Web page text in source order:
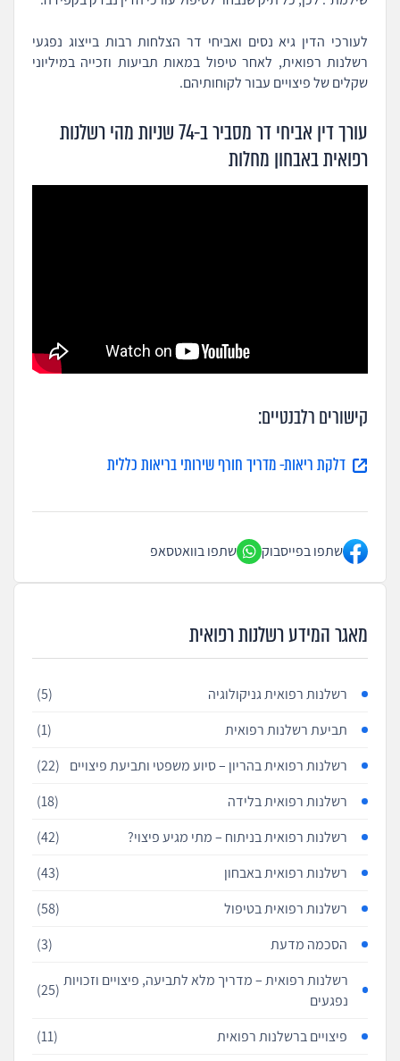
לעורכי הדין גיא נסים ואביחי דר הצלחות רבות בייצוג נפגעי
רשלנות רפואית, לאחר טיפול במאות תביעות וזכייה במיליוני
שקלים של פיצויים עבור לקוחותיהם.
עורך דין אביחי דר מסביר ב-74 שניות מהי רשלנות
רפואית באבחון מחלות
קישורים רלבנטיים:
דלקת ריאות- מדריך חורף שירותי בריאות כללית
שתפו בפייסבוק שתפו בוואטסאפ
מאגר המידע רשלנות רפואית
רשלנות רפואית גניקולוגיה
(5)
תביעת רשלנות רפואית
(1)
רשלנות רפואית בהריון – סיוע משפטי ותביעת פיצויים
(22)
רשלנות רפואית בלידה
(18)
רשלנות רפואית בניתוח – מתי מגיע פיצוי?
(42)
רשלנות רפואית באבחון
(43)
רשלנות רפואית בטיפול
(58)
הסכמה מדעת
(3)
רשלנות רפואית – מדריך מלא לתביעה, פיצויים וזכויות
נפגעים
(25)
פיצויים ברשלנות רפואית
(11)